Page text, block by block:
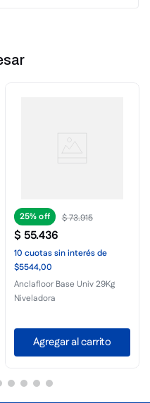
25% $73.915
$55.436
10 cuotassin interésde
$5544,00
Anclafloor Base Univ 29Kg
Niveladora
Agregar al carrito